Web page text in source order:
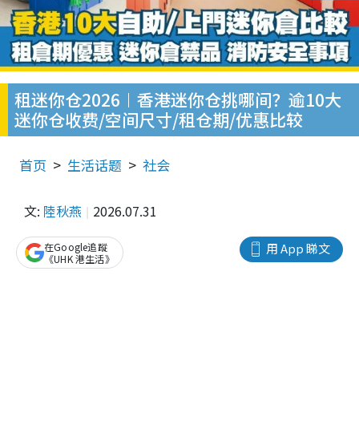
租迷你仓2026︱香港迷你仓挑哪间？逾10大
迷你仓收费/空间尺寸/租仓期/优惠比较
首页 生活话题 社会
文: 陸秋燕 2026.07.31
用 App 睇文
在Google追蹤
《UHK 港生活》